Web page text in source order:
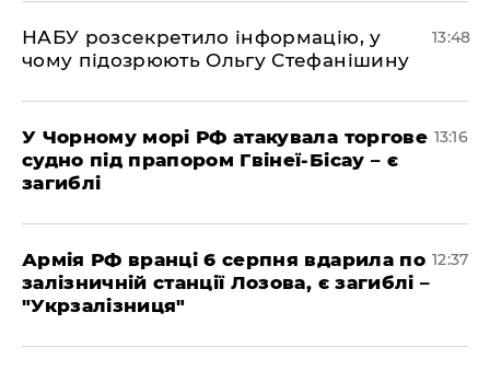
НАБУ розсекретило інформацію, у
чому підозрюють Ольгу Стефанішину
13:48
У Чорному морі РФ атакувала торгове
судно під прапором Гвінеї-Бісау – є
загиблі
13:16
Армія РФ вранці 6 серпня вдарила по
залізничній станції Лозова, є загиблі –
"Укрзалізниця"
12:37